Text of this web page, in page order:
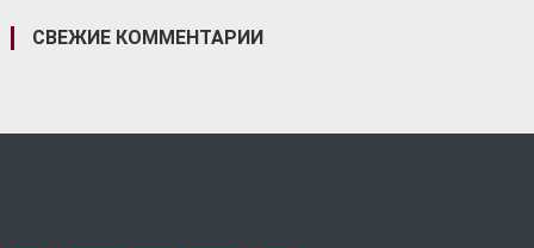
СВЕЖИЕ КОММЕНТАРИИ